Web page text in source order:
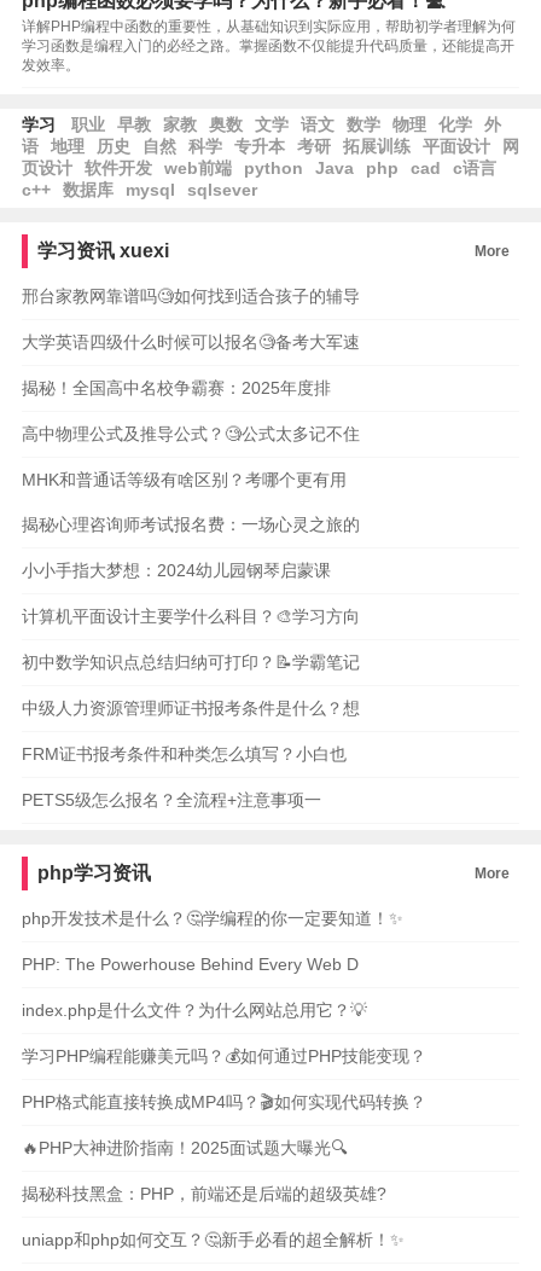
详解PHP编程中函数的重要性，从基础知识到实际应用，帮助初学者理解为何
学习函数是编程入门的必经之路。掌握函数不仅能提升代码质量，还能提高开
发效率。
学习 职业 早教 家教 奥数 文学 语文 数学 物理 化学
外
语
地理 历史 自然 科学 专升本 考研 拓展训练 平面设计
网
页设计
软件开发 web前端 python Java php cad
c语言
c++
数据库 mysql sqlsever
学习资讯 xuexi More
邢台家教网靠谱吗🧐如何找到适合孩子的辅导
大学英语四级什么时候可以报名🧐备考大军速
揭秘！全国高中名校争霸赛：2025年度排
高中物理公式及推导公式？🧐公式太多记不住
MHK和普通话等级有啥区别？考哪个更有用
揭秘心理咨询师考试报名费：一场心灵之旅的
小小手指大梦想：2024幼儿园钢琴启蒙课
计算机平面设计主要学什么科目？🎨学习方向
初中数学知识点总结归纳可打印？📝学霸笔记
中级人力资源管理师证书报考条件是什么？想
FRM证书报考条件和种类怎么填写？小白也
PETS5级怎么报名？全流程+注意事项一
php学习资讯 More
php开发技术是什么？🤔学编程的你一定要知道！✨
PHP: The Powerhouse Behind Every Web D
index.php是什么文件？为什么网站总用它？💡
学习PHP编程能赚美元吗？💰如何通过PHP技能变现？
PHP格式能直接转换成MP4吗？🎬如何实现代码转换？
🔥PHP大神进阶指南！2025面试题大曝光🔍
揭秘科技黑盒：PHP，前端还是后端的超级英雄?
uniapp和php如何交互？🤔新手必看的超全解析！✨